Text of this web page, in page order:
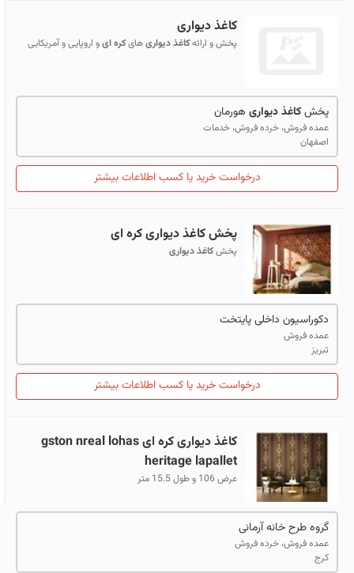
کاغذدیواری
پخش و ارائهکاغذدیواریهایکرهایو اروپایی و آمریکایی
پخشکاغذدیواری هورمان
عمده فروش، خرده فروش، خدمات
اصفهان
درخواست خرید یا کسب اطلاعات بیشتر
پخشکاغذدیواریکره ای
پخشکاغذدیواری
دکوراسیون داخلی پایتخت
عمده فروش
تبریز
درخواست خرید یا کسب اطلاعات بیشتر
کاغذدیواریکره ایgston nreal lohas
heritage lapallet
عرض 106 و طول 15.5 متر
گروه طرح خانه آرمانی
عمده فروش، خرده فروش
کرج